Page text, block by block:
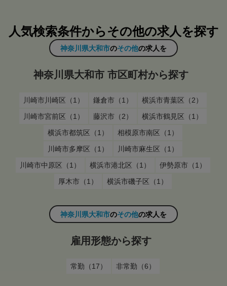
人気検索条件からその他の求人を探す
神奈川県大和市のその他の求人を
神奈川県大和市 市区町村から探す
川崎市川崎区（1） 鎌倉市（1）
横浜市青葉区（2）
川崎市宮前区（1）
藤沢市（2）
横浜市鶴見区（1）
横浜市都筑区（1）
相模原市南区（1）
川崎市多摩区（1）
川崎市麻生区（1）
川崎市中原区（1）
横浜市港北区（1）
伊勢原市（1）
厚木市（1）
横浜市磯子区（1）
神奈川県大和市のその他の求人を
雇用形態から探す
常勤（17） 非常勤（6）